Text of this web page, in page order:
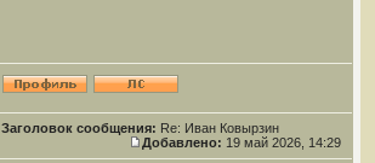
Заголовок сообщения: Re: Иван Ковырзин
Добавлено: 19 май 2026, 14:29